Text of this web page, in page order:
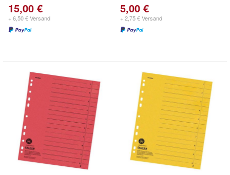
15,00 €
+ 6,50 € Versand
5,00 €
+ 2,75 € Versand